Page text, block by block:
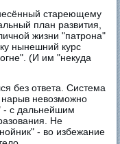
стареющему
план развития,
жизни "патрона"
нынешний курс
(И им "некуда
без ответа. Система
нарыв невозможно
- с дальнейшим
Не
- во избежание